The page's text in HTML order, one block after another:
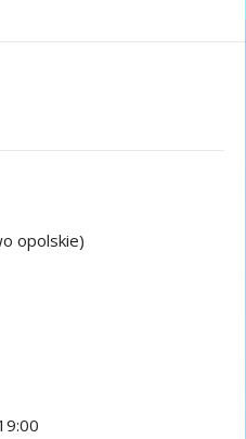
opolskie)